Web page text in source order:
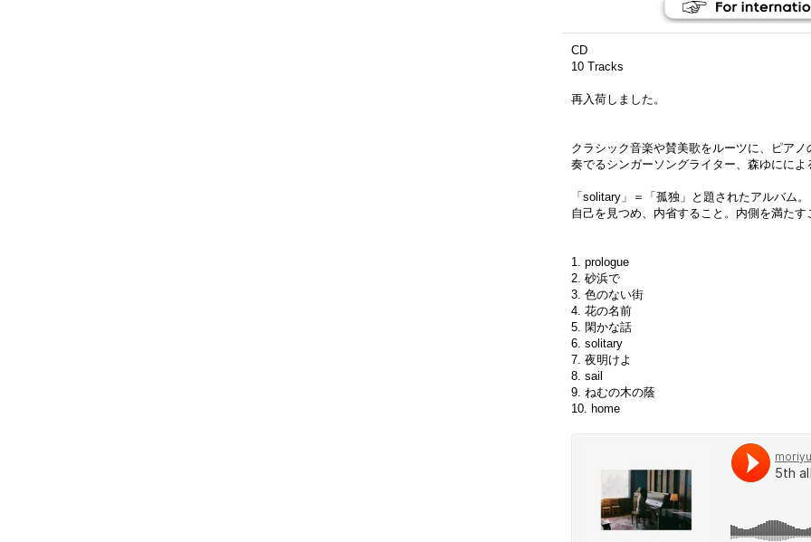
CD
10 Tracks
再入荷しました。
クラシック音楽や賛美歌をルーツに、ピア
奏でるシンガーソングライター、森ゆにによ
「solitary」＝「孤独」と題されたアルバム。
自己を見つめ、内省すること。内側を満た
1. prologue
2. 砂浜で
3. 色のない街
4. 花の名前
5. 閑かな話
6. solitary
7. 夜明けよ
8. sail
9. ねむの木の蔭
10. home